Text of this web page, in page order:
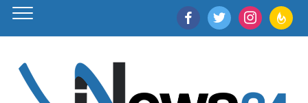
facebooktwitter instagram